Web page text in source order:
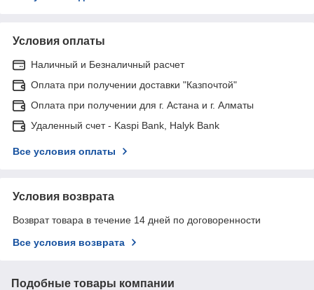
Условия оплаты
Наличный и Безналичный расчет
Оплата при получении доставки "Казпочтой"
Оплата при получении для г. Астана и г. Алматы
Удаленный счет - Kaspi Bank, Halyk Bank
Все условия оплаты
Условия возврата
Возврат товара в течение 14 дней по договоренности
Все условия возврата
Подобные товары компании